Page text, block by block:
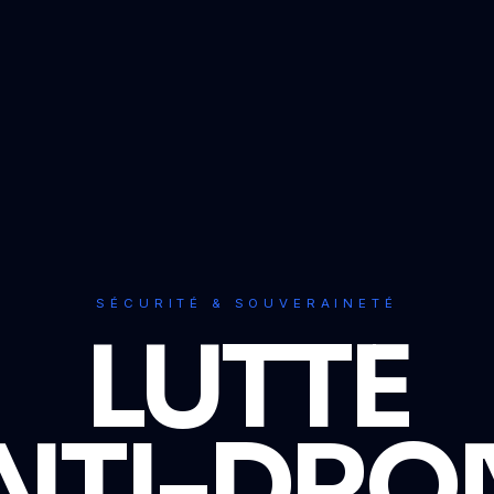
SÉCURITÉ & SOUVERAINETÉ
LUTTE